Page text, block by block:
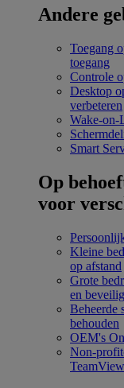
Andere
Toegang
toegang
Controle
Desktop
verbeteren
Wake-
Smart
Op
voor
Kleine
op afstand
Grote
en
Beheerde
behouden
OEM's
Non-